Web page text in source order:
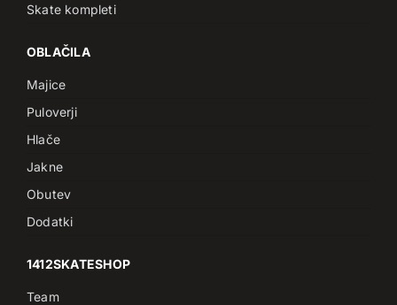
Skate kompleti
OBLAČILA
Majice
Puloverji
Hlače
Jakne
Obutev
Dodatki
1412SKATESHOP
Team